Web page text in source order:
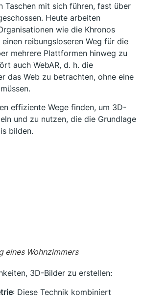
Taschen mit sich führen, fast über
Heute arbeiten
wie die Khronos
reibungsloseren Weg für die
mehrere Plattformen hinweg zu
auch WebAR, d. h. die
das Web zu betrachten, ohne eine
effiziente Wege finden, um 3D-
und zu nutzen, die die Grundlage
bilden.
eines Wohnzimmers
3D-Bilder zu erstellen:
: Diese Technik kombiniert